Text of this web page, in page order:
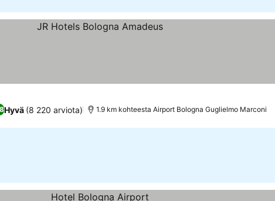
Hyvä (8 220 arviota) 1.9 km kohteesta Airport Bologna Guglielmo Marconi